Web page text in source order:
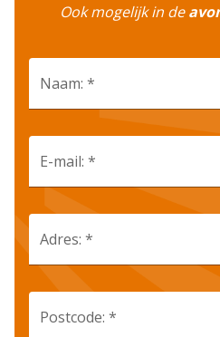
Ook mogelijk in de
Naam: *
E-mail: *
Adres: *
Postcode: *